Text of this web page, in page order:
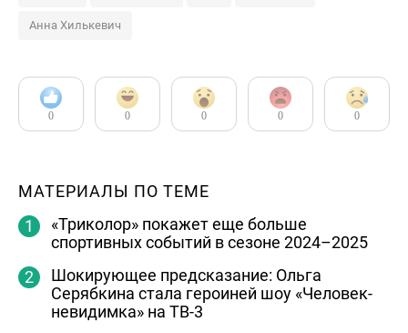
Анна Хилькевич
0 0 0 0 0
МАТЕРИАЛЫ ПО ТЕМЕ
«Триколор» покажет еще больше
спортивных событий в сезоне 2024–2025
Шокирующее предсказание: Ольга
Серябкина стала героиней шоу «Человек-
невидимка» на ТВ-3